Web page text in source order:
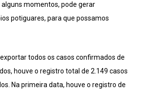
momentos, pode gerar
potiguares, para que possamos
todos os casos confirmados de
houve o registro total de 2.149 casos
Na primeira data, houve o registro de